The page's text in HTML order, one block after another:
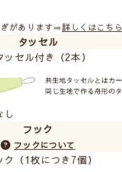
があります⇒詳しくはこちら
タッセル
セル付き（2本）
し
フック
フックについて
（1枚につき7個）